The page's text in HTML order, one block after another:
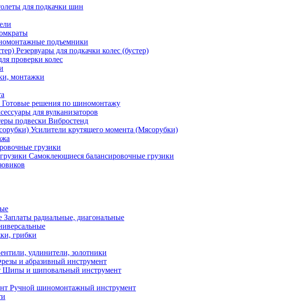
для подкачки шин
подъемники
Резервуары для подкачки колес (бустер)
проверки колес
монтажки
Готовые решения по шиномонтажу
для вулканизаторов
подвески Вибростенд
Усилители крутящего момента (Мясорубки)
грузики
Самоклеющиеся балансировочные грузики
Заплаты радиальные, диагональные
грибки
удлинители, золотники
и абразивный инструмент
Шипы и шиповальный инструмент
Ручной шиномонтажный инструмент